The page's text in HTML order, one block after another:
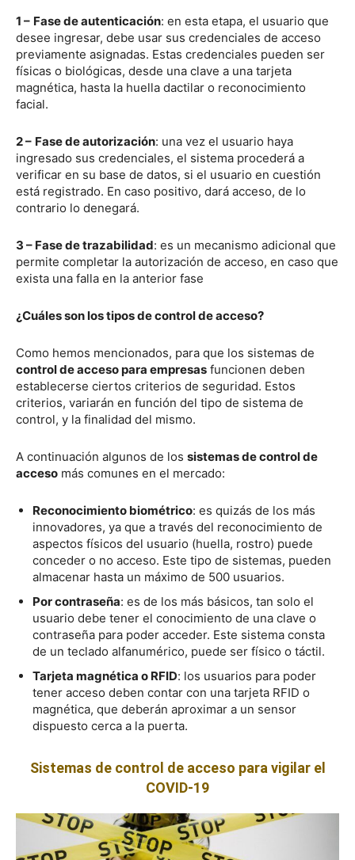
1 – Fase de autenticación: en esta etapa, el usuario que
desee ingresar, debe usar sus credenciales de acceso
previamente asignadas. Estas credenciales pueden ser
físicas o biológicas, desde una clave a una tarjeta
magnética, hasta la huella dactilar o reconocimiento
facial.
2 – Fase de autorización: una vez el usuario haya
ingresado sus credenciales, el sistema procederá a
verificar en su base de datos, si el usuario en cuestión
está registrado. En caso positivo, dará acceso, de lo
contrario lo denegará.
3 – Fase de trazabilidad: es un mecanismo adicional que
permite completar la autorización de acceso, en caso que
exista una falla en la anterior fase
¿Cuáles son los tipos de control de acceso?
Como hemos mencionados, para que los sistemas de
control de acceso para empresas funcionen deben
establecerse ciertos criterios de seguridad. Estos
criterios, variarán en función del tipo de sistema de
control, y la finalidad del mismo.
A continuación algunos de los sistemas de control de
acceso más comunes en el mercado:
Reconocimiento biométrico: es quizás de los más
innovadores, ya que a través del reconocimiento de
aspectos físicos del usuario (huella, rostro) puede
conceder o no acceso. Este tipo de sistemas, pueden
almacenar hasta un máximo de 500 usuarios.
Por contraseña: es de los más básicos, tan solo el
usuario debe tener el conocimiento de una clave o
contraseña para poder acceder. Este sistema consta
de un teclado alfanumérico, puede ser físico o táctil.
Tarjeta magnética o RFID: los usuarios para poder
tener acceso deben contar con una tarjeta RFID o
magnética, que deberán aproximar a un sensor
dispuesto cerca a la puerta.
Sistemas de control de acceso para vigilar el
COVID-19